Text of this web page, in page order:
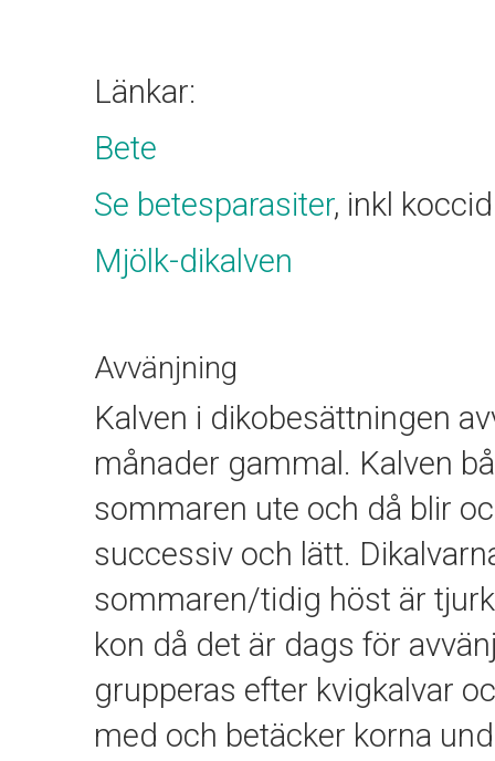
Länkar:
Bete
Se betesparasiter, inkl
Mjölk-dikalven
Avvänjning
Kalven i dikobesättningen
månader gammal. Kalven
sommaren ute och då blir
successiv och lätt.
sommaren/tidig höst är
kon då det är dags för
grupperas efter kvigkalvar
med och betäcker korna